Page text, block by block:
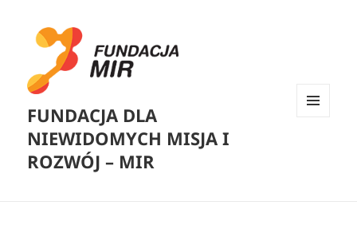
FUNDACJA DLA
NIEWIDOMYCH MISJA I
ROZWÓJ – MIR